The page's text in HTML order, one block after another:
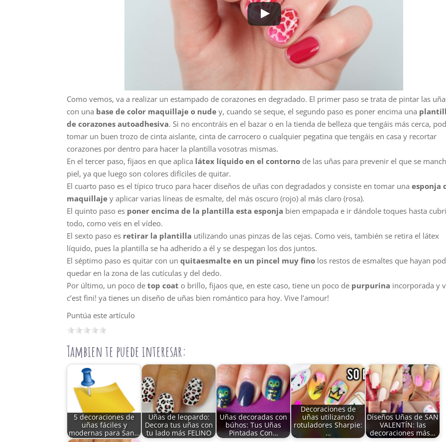
Como vemos, va a realizar un estampado de corazones en degradado. El primer paso se trata de pintar las
con una base de color maquillaje o nude y, cuando se seque, el segundo paso es poner encima una
de corazones autoadhesiva. Si no encontráis en el bazar o en la tienda de belleza que tengáis más cerca,
tomar un buen trozo de cinta aislante, cinta de carrocero o cualquier pegatina que tengáis en casa y recortar
corazones por dentro para hacer la plantilla vosotras mismas.
En el tercer paso, fijaos en que aplica látex líquido en el contorno de las uñas para prevenir el que se
piel, ya que luego son colores difíciles de quitar.
El cuarto paso es el típico truco para hacer diseños de uñas con degradados y consiste en tomar unaesponja
maquillaje y aplicar varias líneas de esmalte, del más oscuro (rojo) al más claro (rosa).
El quinto paso es poner encima de la plantilla esta esponja bien empapada e ir dándole toques hasta
todo, como veis en el vídeo.
El sexto paso es retirar la plantilla utilizando unas pinzas de las cejas. Como veis, también se retira el látex
líquido, pues la plantilla se ha adherido a él y se despegan los dos juntos.
El séptimo paso es quitar con unquitaesmalte en un pincel muy fino los restos de esmaltes que hayan
quedar en la zona de las cutículas y del dedo.
Por último, un poco de top coat o brillo, fijaos que, en este caso, tiene un poco de purpurina incorporada y
c’est fini! ya tienes un diseño de uñas bien romántico para hoy. Vive l’amour!
Puntúa este artículo
Tambien te puede interesar:
5 decoraciones de
uñas fáciles y
modernas para San…
Uñas de leopardo:
Decora tus uñas con
tu lado más FELINO
Uñas decoradas con
búhos: Tus Uñas
Pintadas Con…
Decoraciones de
uñas utilizando
rotuladores Sharpie:
…
Diseños Uñas de SAN
VALENTÍN: las
decoraciones más…